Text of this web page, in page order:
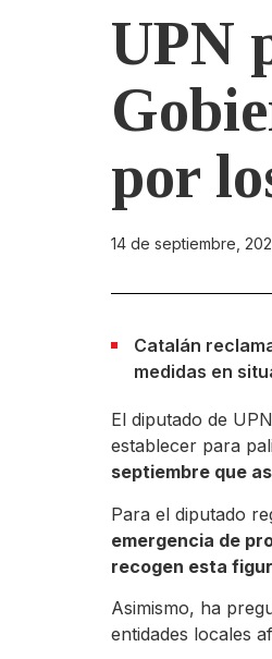
UPN
por
14 de septiembre,
Catalán
medidas en
El diputado de
establecer para
septiembre que
Para el diputado
emergencia de
recogen esta
Asimismo, ha
entidades locales